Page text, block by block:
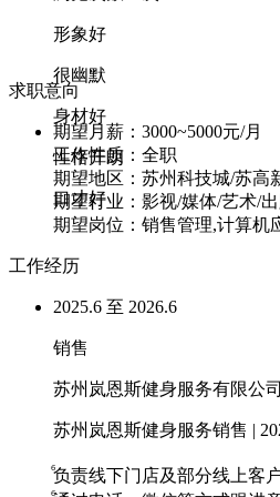
形象好
很幽默
身材好
性格开朗
口才好
求职意向
期望月薪： 3000~5000元/月
工作性质： 全职
期望地区： 苏州科技城/苏高
期望行业： 影视/媒体/艺术/
期望岗位： 销售管理,计算机
工作经历
2025.6 至 2026.6
销售
苏州岚恩斯健身服务有限公司
苏州岚恩斯健身服务销售 |
负责线下门店及部分线上客